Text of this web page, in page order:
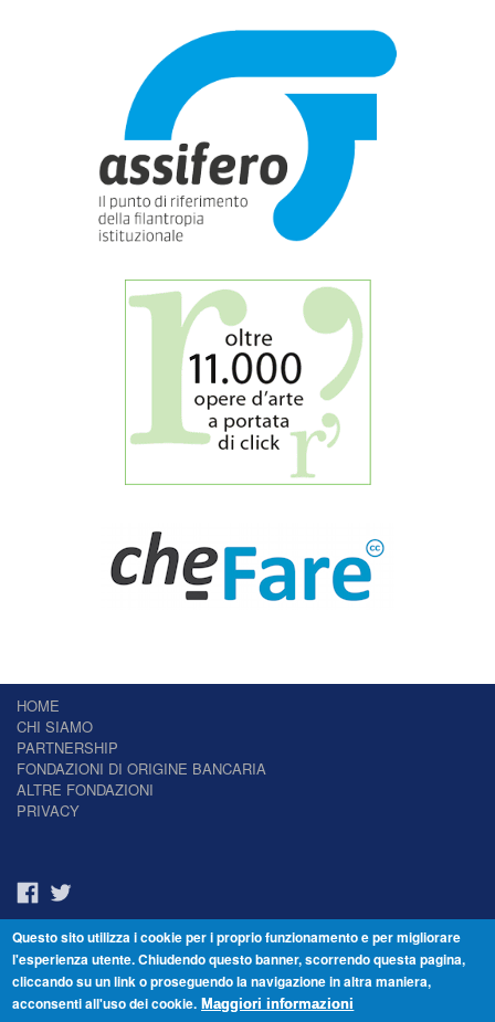
HOME
CHI SIAMO
PARTNERSHIP
FONDAZIONI DI ORIGINE BANCARIA
ALTRE FONDAZIONI
PRIVACY
Il Giornale delle Fondazioni - Periodico telematico
Reg. Tribunale n.7 del 22/07/2014 – ISSN 2421-2466
© Fondazione Venezia 2000 - Dorsoduro 3488/U - 30123 Venezia - Italia -
Questo sito utilizza i cookie per i proprio funzionamento e per migliorare
l'esperienza utente. Chiudendo questo banner, scorrendo questa pagina,
cliccando su un link o proseguendo la navigazione in altra maniera,
acconsenti all'uso dei cookie. Maggiori informazioni